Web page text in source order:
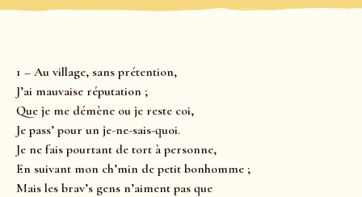
1 – Au village, sans prétention,
J’ai mauvaise réputation ;
Que je me démène ou je reste coi,
Je pass’ pour un je-ne-sais-quoi.
Je ne fais pourtant de tort à personne,
En suivant mon ch’min de petit bonhomme ;
Mais les brav’s gens n’aiment pas que